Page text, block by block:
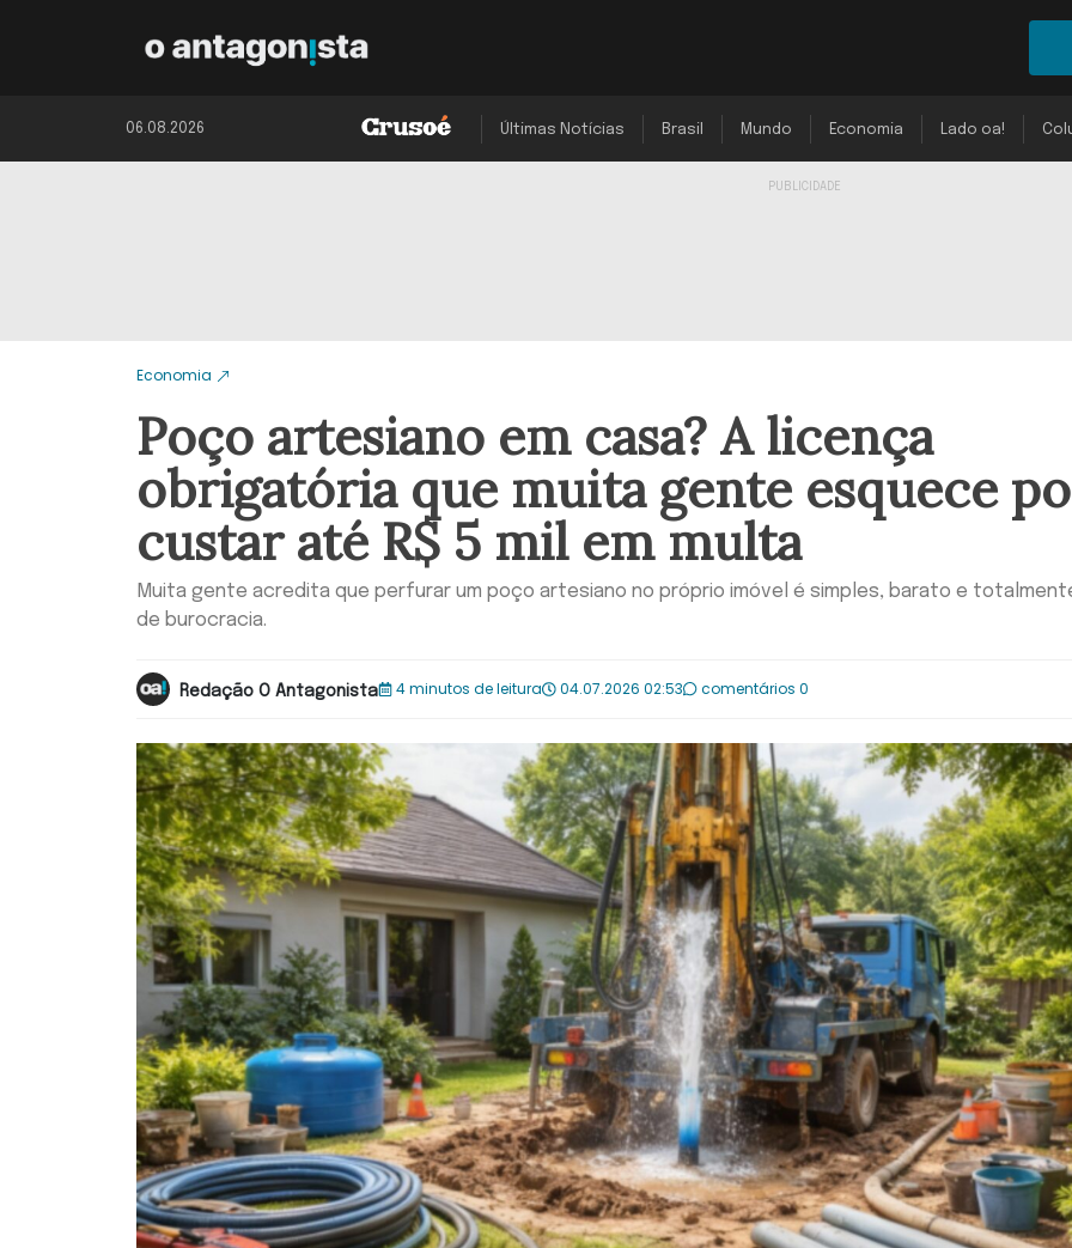
06.08.2026 Últimas Notícias Brasil Mundo Economia Lado oa!
Economia
Poço artesiano em casa? A licença
obrigatória que muita gente esquece
custar até R$ 5 mil em multa
Muita gente acredita que perfurar um poço artesiano no próprio imóvel é simples, barato e
de burocracia.
Redação O Antagonista 4 minutos de leitura 04.07.2026 02:53 comentários 0